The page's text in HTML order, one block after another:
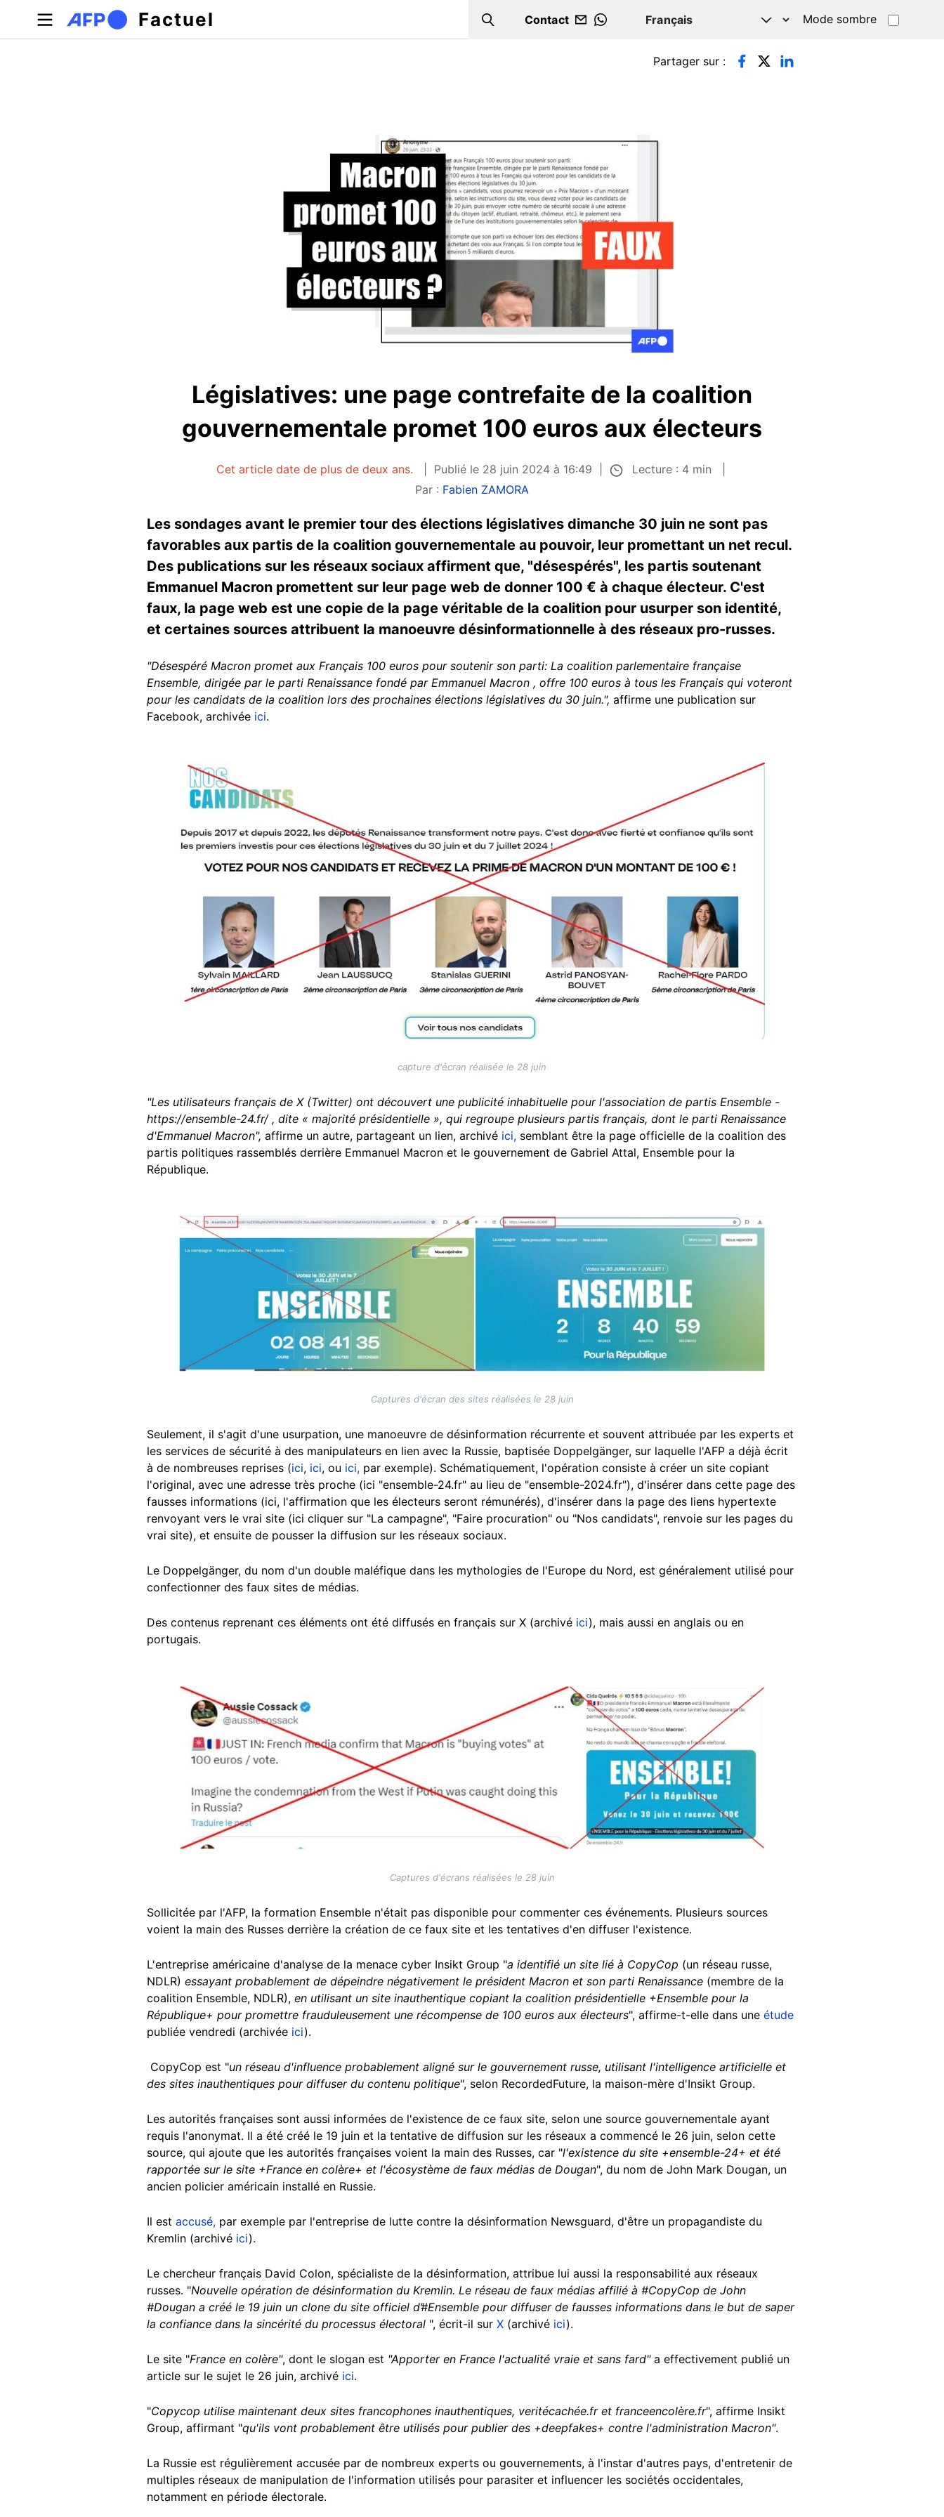
Aller au contenu principal
Factuel Search
Contact
WHATSAPP
Mode sombre
Onglets principaux Partager sur :
Législatives: une page contrefaite de la coalition
gouvernementale promet 100 euros aux électeurs
Cet article date de plus de deux ans. Publié le 28 juin 2024 à 16:49
Lecture : 4 min
Par : Fabien ZAMORA
Les sondages avant le premier tour des élections législatives dimanche 30 juin ne sont pas
favorables aux partis de la coalition gouvernementale au pouvoir, leur promettant un net recul.
Des publications sur les réseaux sociaux affirment que, "désespérés", les partis soutenant
Emmanuel Macron promettent sur leur page web de donner 100 € à chaque électeur. C'est
faux, la page web est une copie de la page véritable de la coalition pour usurper son identité,
et certaines sources attribuent la manoeuvre désinformationnelle à des réseaux pro-russes.
"Désespéré Macron promet aux Français 100 euros pour soutenir son parti: La coalition parlementaire française
Ensemble, dirigée par le parti Renaissance fondé par Emmanuel Macron , offre 100 euros à tous les Français qui voteront
pour les candidats de la coalition lors des prochaines élections législatives du 30 juin.", affirme une publication sur
Facebook, archivée ici.
capture d'écran réalisée le 28 juin
"Les utilisateurs français de X (Twitter) ont découvert une publicité inhabituelle pour l'association de partis Ensemble -
https://ensemble-24.fr/ , dite « majorité présidentielle », qui regroupe plusieurs partis français, dont le parti Renaissance
d'Emmanuel Macron", affirme un autre, partageant un lien, archivé ici, semblant être la page officielle de la coalition des
partis politiques rassemblés derrière Emmanuel Macron et le gouvernement de Gabriel Attal, Ensemble pour la
République.
Image
Captures d'écran des sites réalisées le 28 juin
Seulement, il s'agit d'une usurpation, une manoeuvre de désinformation récurrente et souvent attribuée par les experts et
les services de sécurité à des manipulateurs en lien avec la Russie, baptisée Doppelgänger, sur laquelle l'AFP a déjà écrit
à de nombreuses reprises (ici, ici, ou ici, par exemple). Schématiquement, l'opération consiste à créer un site copiant
l'original, avec une adresse très proche (ici "ensemble-24.fr" au lieu de "ensemble-2024.fr"), d'insérer dans cette page des
fausses informations (ici, l'affirmation que les électeurs seront rémunérés), d'insérer dans la page des liens hypertexte
renvoyant vers le vrai site (ici cliquer sur "La campagne", "Faire procuration" ou "Nos candidats", renvoie sur les pages du
vrai site), et ensuite de pousser la diffusion sur les réseaux sociaux.
Le Doppelgänger, du nom d'un double maléfique dans les mythologies de l'Europe du Nord, est généralement utilisé pour
confectionner des faux sites de médias.
Des contenus reprenant ces éléments ont été diffusés en français sur X (archivé ici), mais aussi en anglais ou en
portugais.
Image
Captures d'écrans réalisées le 28 juin
Sollicitée par l'AFP, la formation Ensemble n'était pas disponible pour commenter ces événements. Plusieurs sources
voient la main des Russes derrière la création de ce faux site et les tentatives d'en diffuser l'existence.
L'entreprise américaine d'analyse de la menace cyber Insikt Group "a identifié un site lié à CopyCop (un réseau russe,
NDLR) essayant probablement de dépeindre négativement le président Macron et son parti Renaissance (membre de la
coalition Ensemble, NDLR), en utilisant un site inauthentique copiant la coalition présidentielle +Ensemble pour la
République+ pour promettre frauduleusement une récompense de 100 euros aux électeurs", affirme-t-elle dans une étude
publiée vendredi (archivée ici).
CopyCop est "un réseau d'influence probablement aligné sur le gouvernement russe, utilisant l'intelligence artificielle et
des sites inauthentiques pour diffuser du contenu politique", selon RecordedFuture, la maison-mère d'Insikt Group.
Les autorités françaises sont aussi informées de l'existence de ce faux site, selon une source gouvernementale ayant
requis l'anonymat. Il a été créé le 19 juin et la tentative de diffusion sur les réseaux a commencé le 26 juin, selon cette
source, qui ajoute que les autorités françaises voient la main des Russes, car "l'existence du site +ensemble-24+ et été
rapportée sur le site +France en colère+ et l'écosystème de faux médias de Dougan", du nom de John Mark Dougan, un
ancien policier américain installé en Russie.
Il est accusé, par exemple par l'entreprise de lutte contre la désinformation Newsguard, d'être un propagandiste du
Kremlin (archivé ici).
Le chercheur français David Colon, spécialiste de la désinformation, attribue lui aussi la responsabilité aux réseaux
russes. "Nouvelle opération de désinformation du Kremlin. Le réseau de faux médias affilié à #CopyCop de John
#Dougan a créé le 19 juin un clone du site officiel d’#Ensemble pour diffuser de fausses informations dans le but de saper
la confiance dans la sincérité du processus électoral ", écrit-il sur X (archivé ici).
Le site "France en colère", dont le slogan est "Apporter en France l'actualité vraie et sans fard"a effectivement publié un
article sur le sujet le 26 juin, archivé ici.
"Copycop utilise maintenant deux sites francophones inauthentiques, veritécachée.fr et franceencolère.fr", affirme Insikt
Group, affirmant "qu'ils vont probablement être utilisés pour publier des +deepfakes+ contre l'administration Macron".
La Russie est régulièrement accusée par de nombreux experts ou gouvernements, à l'instar d'autres pays, d'entretenir de
multiples réseaux de manipulation de l'information utilisés pour parasiter et influencer les sociétés occidentales,
notamment en période électorale.